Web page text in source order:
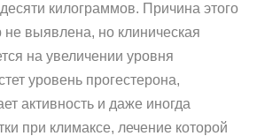
килограммов. Причина этого
не выявлена, но клиническая
на увеличении уровня
уровень прогестерона,
активность и даже иногда
при климаксе, лечение которой